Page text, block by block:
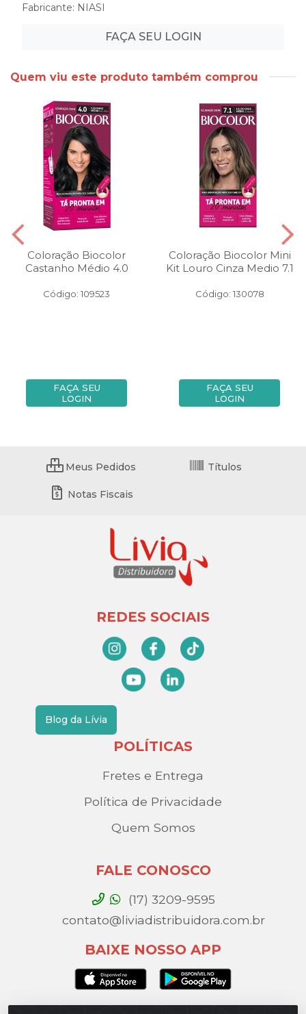
Fabricante: NIASI
FAÇA SEU LOGIN
Quem viu este produto também comprou
Coloração Biocolor
Castanho Médio 4.0
Código: 109523
FAÇA SEU
LOGIN
Coloração Biocolor Mini
Kit Louro Cinza Medio 7.1
Código: 130078
FAÇA SEU
LOGIN
Meus Pedidos Títulos
Notas Fiscais
REDES SOCIAIS
Blog da Lívia
POLÍTICAS
Fretes e Entrega
Política de Privacidade
Quem Somos
FALE CONOSCO
(17) 3209-9595
contato@liviadistribuidora.com.br
BAIXE NOSSO APP